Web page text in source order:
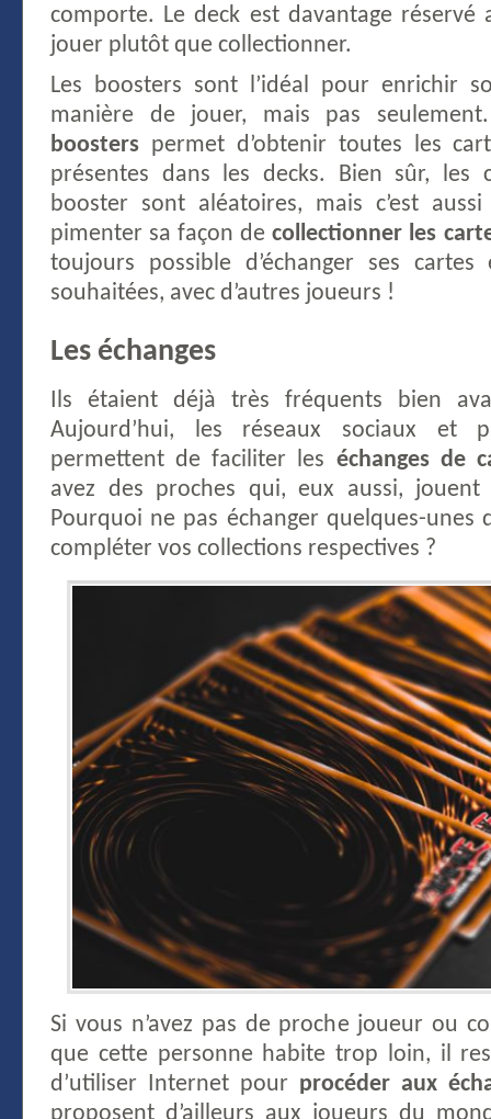
comporte. Le deck est davantage
jouer plutôt que collectionner.
Les boosters sont l’idéal pour enrichir
manière de jouer, mais pas
boosters permet d’obtenir toutes les
présentes dans les decks. Bien sûr, les
booster sont aléatoires, mais c’est
pimenter sa façon decollectionner les
toujours possible d’échanger ses
souhaitées, avec d’autres joueurs !
Les échanges
Ils étaient déjà très fréquents bien
Aujourd’hui, les réseaux sociaux et
permettent de faciliter les échanges de
avez des proches qui, eux aussi,
Pourquoi ne pas échanger quelques-unes
compléter vos collections respectives ?
Si vous n’avez pas de proche joueur ou
que cette personne habite trop loin, il
d’utiliser Internet pour procéder aux